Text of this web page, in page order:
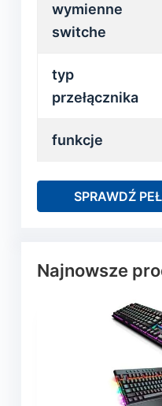
wymienne
switche
typ
przełącznika
funkcje
SPRAWDŹ
Najnowsze